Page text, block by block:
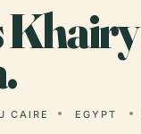
Khairy
CAIRE EGYPT